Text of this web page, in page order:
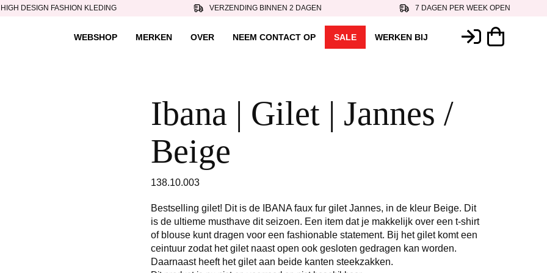
HIGH DESIGN FASHION KLEDING VERZENDING BINNEN 2 DAGEN 7 DAGEN PER WEEK OPEN
WEBSHOP MERKEN OVER NEEM CONTACT OP SALE WERKEN BIJ
Ibana | Gilet | Jannes /
Beige
138.10.003
Bestselling gilet! Dit is de IBANA faux fur gilet Jannes, in de kleur Beige. Dit
is de ultieme musthave dit seizoen. Een item dat je makkelijk over een t-shirt
of blouse kunt dragen voor een fashionable statement. Bij het gilet komt een
ceintuur zodat het gilet naast open ook gesloten gedragen kan worden.
Daarnaast heeft het gilet aan beide kanten steekzakken.